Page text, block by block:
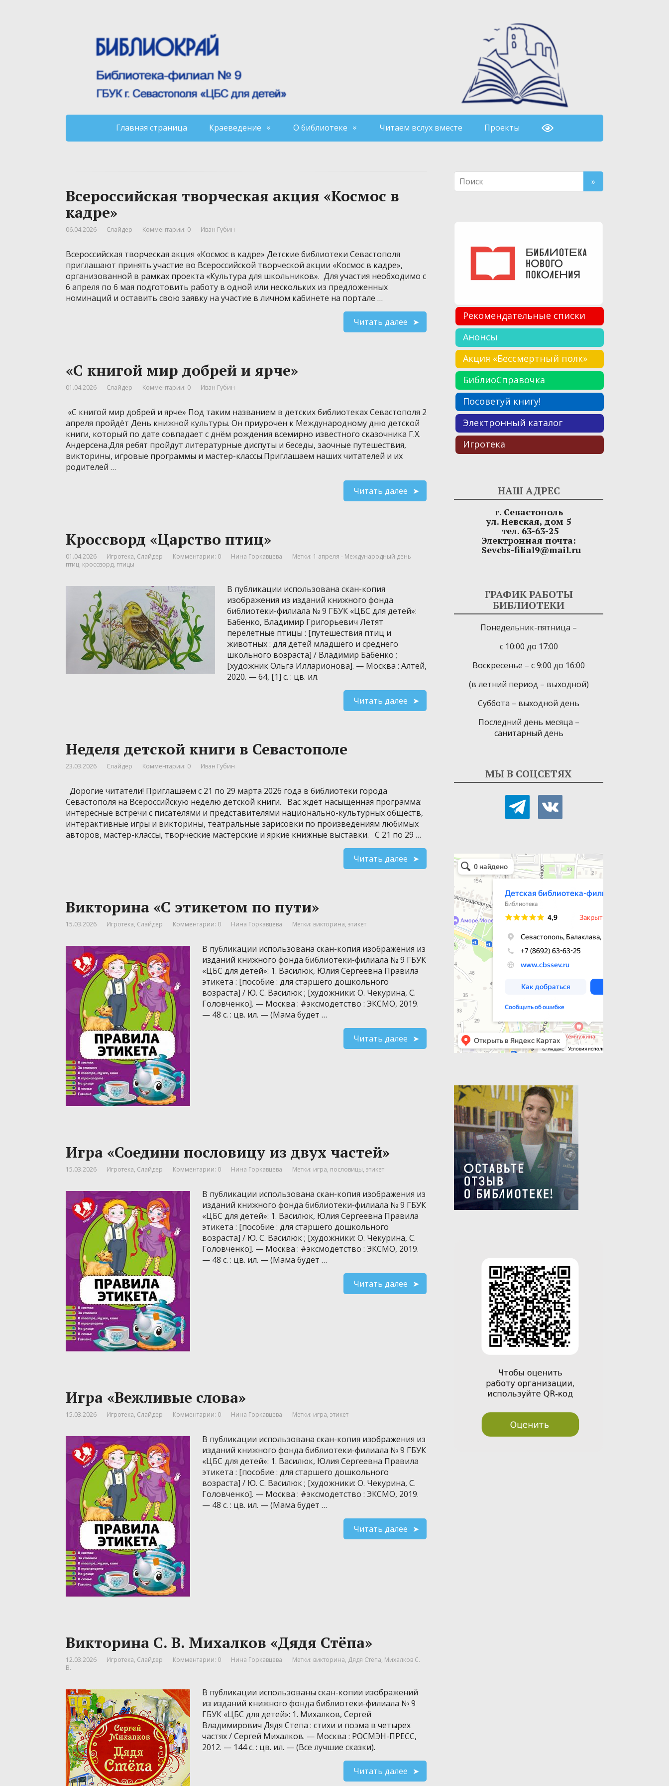
Главная страница Краеведение О библиотеке Читаем вслух вместе Проекты
Всероссийская творческая акция «Космос в
кадре»
06.04.2026 Слайдер Комментарии: 0 Иван Губин
Всероссийская творческая акция «Космос в кадре» Детские библиотеки Севастополя
приглашают принять участие во Всероссийской творческой акции «Космос в кадре»,
организованной в рамках проекта «Культура для школьников». Для участия необходимо с
6 апреля по 6 мая подготовить работу в одной или нескольких из предложенных
номинаций и оставить свою заявку на участие в личном кабинете на портале …
Читать далее
«С книгой мир добрей и ярче»
01.04.2026 Слайдер Комментарии: 0 Иван Губин
«С книгой мир добрей и ярче» Под таким названием в детских библиотеках Севастополя 2
апреля пройдёт День книжной культуры. Он приурочен к Международному дню детской
книги, который по дате совпадает с днём рождения всемирно известного сказочника Г.Х.
Андерсена.Для ребят пройдут литературные диспуты и беседы, заочные путешествия,
викторины, игровые программы и мастер-классы.Приглашаем наших читателей и их
родителей …
Читать далее
Кроссворд «Царство птиц»
01.04.2026 Игротека, Слайдер Комментарии: 0 Нина Горкавцева Метки: 1 апреля - Международный день
птиц, кроссворд, птицы
В публикации использована скан-копия
изображения из изданий книжного фонда
библиотеки-филиала № 9 ГБУК «ЦБС для детей»:
Бабенко, Владимир Григорьевич Летят
перелетные птицы : [путешествия птиц и
животных : для детей младшего и среднего
школьного возраста] / Владимир Бабенко ;
[художник Ольга Илларионова]. — Москва : Алтей,
2020. — 64, [1] с. : цв. ил.
Читать далее
Неделя детской книги в Севастополе
23.03.2026 Слайдер Комментарии: 0 Иван Губин
Дорогие читатели! Приглашаем с 21 по 29 марта 2026 года в библиотеки города
Севастополя на Всероссийскую неделю детской книги. Вас ждёт насыщенная программа:
интересные встречи с писателями и представителями национально-культурных обществ,
интерактивные игры и викторины, театральные зарисовки по произведениям любимых
авторов, мастер-классы, творческие мастерские и яркие книжные выставки. С 21 по 29 …
Читать далее
Викторина «С этикетом по пути»
15.03.2026 Игротека, Слайдер Комментарии: 0 Нина Горкавцева Метки: викторина, этикет
В публикации использована скан-копия изображения из
изданий книжного фонда библиотеки-филиала № 9 ГБУК
«ЦБС для детей»: 1. Василюк, Юлия Сергеевна Правила
этикета : [пособие : для старшего дошкольного
возраста] / Ю. С. Василюк ; [художники: О. Чекурина, С.
Головченко]. — Москва : #эксмодетство : ЭКСМО, 2019.
— 48 с. : цв. ил. — (Мама будет …
Читать далее
Игра «Соедини пословицу из двух частей»
15.03.2026 Игротека, Слайдер Комментарии: 0 Нина Горкавцева Метки: игра, пословицы, этикет
В публикации использована скан-копия изображения из
изданий книжного фонда библиотеки-филиала № 9 ГБУК
«ЦБС для детей»: 1. Василюк, Юлия Сергеевна Правила
этикета : [пособие : для старшего дошкольного
возраста] / Ю. С. Василюк ; [художники: О. Чекурина, С.
Головченко]. — Москва : #эксмодетство : ЭКСМО, 2019.
— 48 с. : цв. ил. — (Мама будет …
Читать далее
Игра «Вежливые слова»
15.03.2026 Игротека, Слайдер Комментарии: 0 Нина Горкавцева Метки: игра, этикет
В публикации использована скан-копия изображения из
изданий книжного фонда библиотеки-филиала № 9 ГБУК
«ЦБС для детей»: 1. Василюк, Юлия Сергеевна Правила
этикета : [пособие : для старшего дошкольного
возраста] / Ю. С. Василюк ; [художники: О. Чекурина, С.
Головченко]. — Москва : #эксмодетство : ЭКСМО, 2019.
— 48 с. : цв. ил. — (Мама будет …
Читать далее
Викторина С. В. Михалков «Дядя Стёпа»
12.03.2026 Игротека, Слайдер Комментарии: 0 Нина Горкавцева Метки: викторина, Дядя Стёпа, Михалков С.
В.
В публикации использованы скан-копии изображений
из изданий книжного фонда библиотеки-филиала № 9
ГБУК «ЦБС для детей»: 1. Михалков, Сергей
Владимирович Дядя Степа : стихи и поэма в четырех
частях / Сергей Михалков. — Москва : РОСМЭН-ПРЕСС,
2012. — 144 с. : цв. ил. — (Все лучшие сказки).
Читать далее
Рекомендательные списки
Анонсы
Акция «Бессмертный полк»
БиблиоСправочка
Посоветуй книгу!
Электронный каталог
Игротека
НАШ АДРЕС
г. Севастополь
ул. Невская, дом 5
тел. 63-63-25
Электронная почта:
Sevcbs-filial9@mail.ru
ГРАФИК РАБОТЫ
БИБЛИОТЕКИ
Понедельник-пятница –
с 10:00 до 17:00
Воскресенье – с 9:00 до 16:00
(в летний период – выходной)
Суббота – выходной день
Последний день месяца –
санитарный день
МЫ В СОЦСЕТЯХ
telegram vkontakte
Детская библиотека-филиал № 9
Библиотека в Севастополе